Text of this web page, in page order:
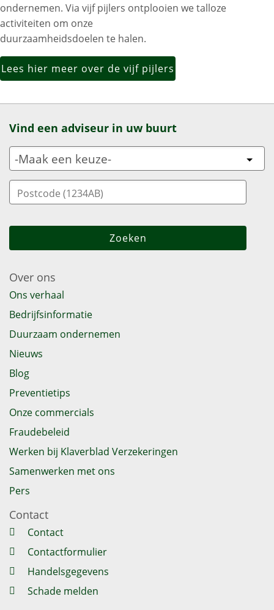
ondernemen. Via vijf pijlers ontplooien we talloze
activiteiten om onze
duurzaamheidsdoelen te halen.
Lees hier meer over de vijf pijlers
Vind een adviseur in uw buurt
Over ons
Ons verhaal
Bedrijfsinformatie
Duurzaam ondernemen
Nieuws
Blog
Preventietips
Onze commercials
Fraudebeleid
Werken bij Klaverblad Verzekeringen
Samenwerken met ons
Pers
Contact
Contact
Contactformulier
Handelsgegevens
Schade melden